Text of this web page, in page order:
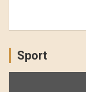
Sport